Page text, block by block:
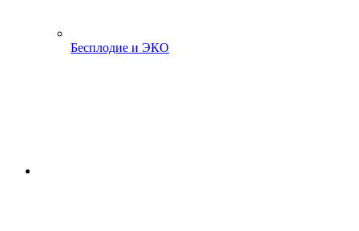
Бесплодие и ЭКО